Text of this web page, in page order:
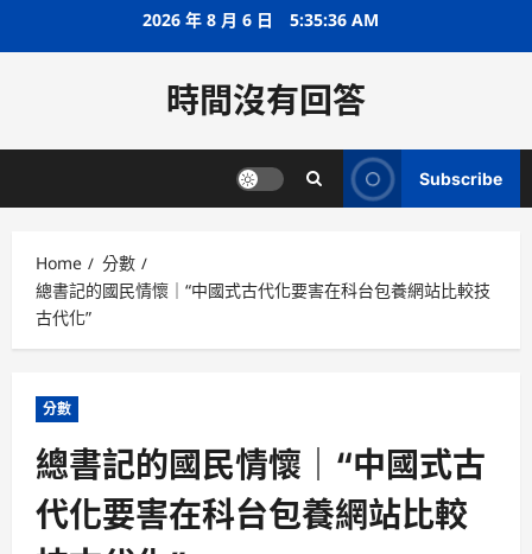
2026 年 8 月 6 日 5:35:37 AM
時間沒有回答
Subscribe
Home
分數
總書記的國民情懷｜“中國式古代化要害在科台包養網站比較技
古代化”
分數
總書記的國民情懷｜“中國式古
代化要害在科台包養網站比較